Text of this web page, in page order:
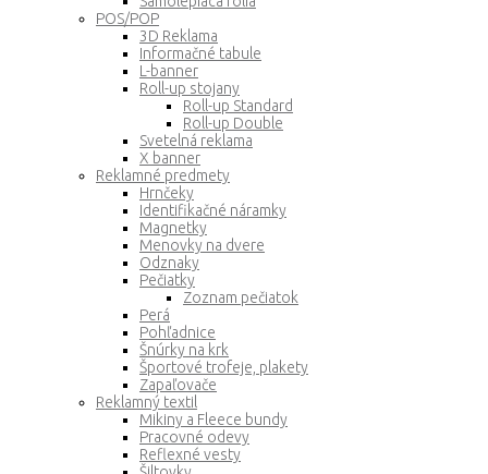
POS/POP
3D Reklama
Informačné tabule
L-banner
Roll-up stojany
Roll-up Standard
Roll-up Double
Svetelná reklama
X banner
Reklamné predmety
Hrnčeky
Identifikačné náramky
Magnetky
Menovky na dvere
Odznaky
Pečiatky
Zoznam pečiatok
Perá
Pohľadnice
Šnúrky na krk
Športové trofeje, plakety
Zapaľovače
Reklamný textil
Mikiny a Fleece bundy
Pracovné odevy
Reflexné vesty